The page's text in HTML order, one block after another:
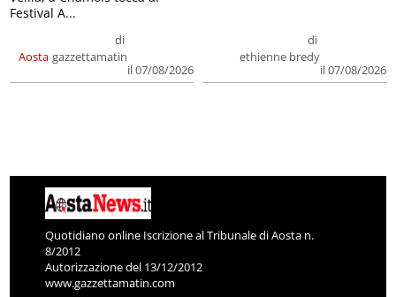
Aosta
di
gazzettamatin
il 07/08/2026
Festival A...
di
ethienne bredy
il 07/08/2026
Quotidiano online Iscrizione al Tribunale di Aosta n.
8/2012
Autorizzazione del 13/12/2012
www.gazzettamatin.com